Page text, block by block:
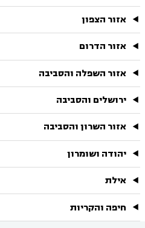
אזור הצפון
אזור הדרום
אזור השפלה והסביבה
ירושלים והסביבה
אזור השרון והסביבה
יהודה ושומרון
אילת
חיפה והקריות